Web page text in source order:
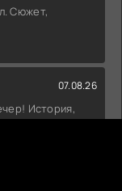
Сюжет,
07.08.26
История,